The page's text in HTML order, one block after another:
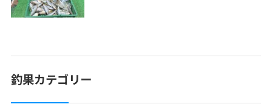
釣果カテゴリー